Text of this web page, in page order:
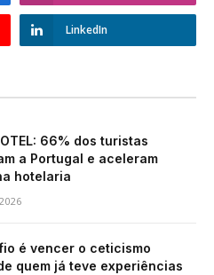
LinkedIn
66% dos turistas
a Portugal e aceleram
hotelaria
é vencer o ceticismo
quem já teve experiências